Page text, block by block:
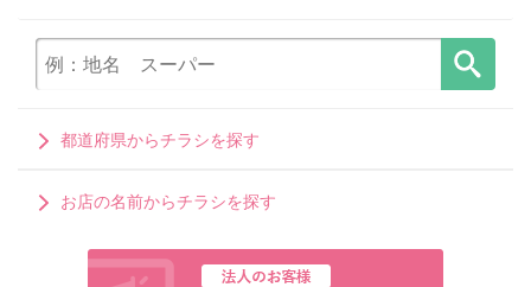
都道府県からチラシを探す
お店の名前からチラシを探す